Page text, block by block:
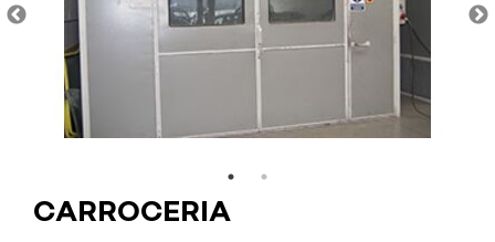
CARROCERIA